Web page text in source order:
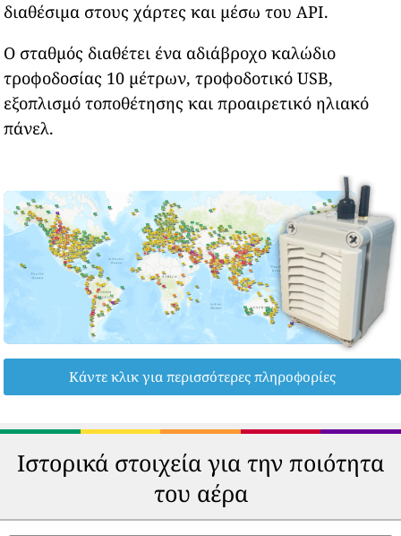
διαθέσιμα στους χάρτες και μέσω του API.
Ο σταθμός διαθέτει ένα αδιάβροχο καλώδιο
τροφοδοσίας 10 μέτρων, τροφοδοτικό USB,
εξοπλισμό τοποθέτησης και προαιρετικό ηλιακό
πάνελ.
Κάντε κλικ για περισσότερες πληροφορίες
Ιστορικά στοιχεία για την ποιότητα
του αέρα